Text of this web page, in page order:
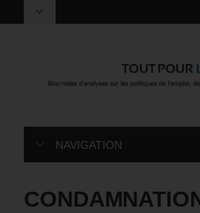
NAVIGATION